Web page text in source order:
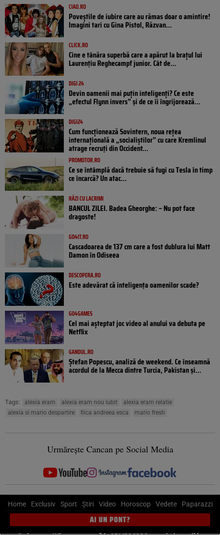
CIAO.RO
Poveştile de iubire care au rămas doar o amintire!
Imagini tari cu Gina Pistol, Răzvan...
CLICK.RO
Cine e tânăra superbă care a apărut la brațul lui
Laurențiu Reghecampf junior. Cât de...
DIGI 24
Devin oamenii mai puțin inteligenți? Ce este
„efectul Flynn invers” și de ce îi îngrijorează...
DIGI24
Cum funcționează Sovintern, noua rețea
internațională a „socialiștilor” cu care Kremlinul
atrage recruți din Occident...
PROMOTOR.RO
Ce se întâmplă dacă trebuie să fugi cu Tesla în timp
ce încarcă? Un atac...
RÂZI CU LACRIMI
BANCUL ZILEI. Badea Gheorghe: – Nu pot face
dragoste!
GO4IT.RO
Cascadoarea de 137 cm care a fost dublura lui Matt
Damon în Odiseea
DESCOPERA.RO
Este adevărat că inteligența oamenilor scade?
GO4GAMES
Cel mai așteptat joc video al anului va debuta pe
Netflix
GANDUL.RO
Ștefan Popescu, analiză de weekend. Ce înseamnă
acordul de la Mecca dintre Turcia, Pakistan şi...
Tags: alexia eram alexia eram nou iubit
alexia eram relatie
alexia si mario despartire
fiica andreea esca mario fresh
Urmărește Cancan pe Social Media
Home Exclusiv Sport Știri Video Horoscop Vedete Paparazzi
AI UN PONT?